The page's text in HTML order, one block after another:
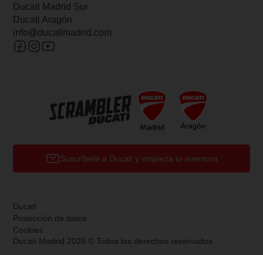
Ducati Madrid Sur
Ducati Aragón
info@ducatimadrid.com
Suscríbete a Ducati y empieza tu aventura
Ducati
Protección de datos
Cookies
Ducati Madrid 2026 © Todos los derechos reservados